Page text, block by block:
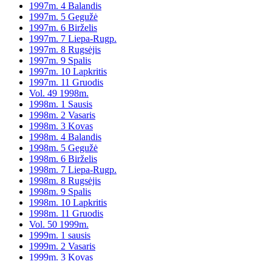
1997m. 4 Balandis
1997m. 5 Gegužė
1997m. 6 Birželis
1997m. 7 Liepa-Rugp.
1997m. 8 Rugsėjis
1997m. 9 Spalis
1997m. 10 Lapkritis
1997m. 11 Gruodis
Vol. 49 1998m.
1998m. 1 Sausis
1998m. 2 Vasaris
1998m. 3 Kovas
1998m. 4 Balandis
1998m. 5 Gegužė
1998m. 6 Birželis
1998m. 7 Liepa-Rugp.
1998m. 8 Rugsėjis
1998m. 9 Spalis
1998m. 10 Lapkritis
1998m. 11 Gruodis
Vol. 50 1999m.
1999m. 1 sausis
1999m. 2 Vasaris
1999m. 3 Kovas